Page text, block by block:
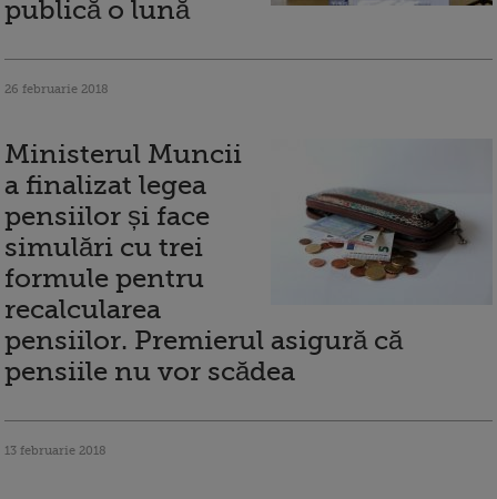
publică o lună
26 februarie 2018
Ministerul Muncii
a finalizat legea
pensiilor și face
simulări cu trei
formule pentru
recalcularea
pensiilor. Premierul asigură că
pensiile nu vor scădea
13 februarie 2018